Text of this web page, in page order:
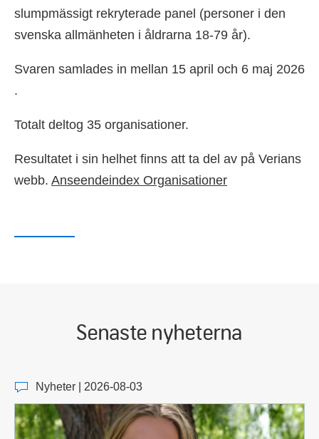
slumpmässigt rekryterade panel (personer i den
svenska allmänheten i åldrarna 18-79 år).
Svaren samlades in mellan 15 april och 6 maj 2026​
.
Totalt deltog 35 organisationer.
Resultatet i sin helhet finns att ta del av på Verians
webb. Anseendeindex Organisationer
Senaste nyheterna
Nyheter | 2026-08-03